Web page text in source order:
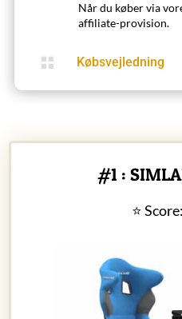
Når du køber via
affiliate-provision.
 Købsvejledning
#1 :
⭐ Score: